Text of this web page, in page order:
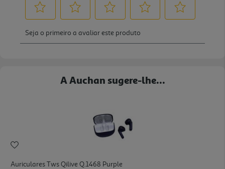
A Auchan sugere-lhe...
Auriculares Tws Qilive Q.1468 Purple